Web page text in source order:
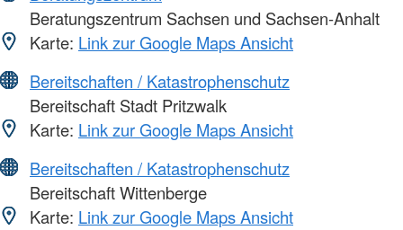
Beratungszentrum Sachsen und Sachsen-Anhalt
Karte: Link zur Google Maps Ansicht
Bereitschaften / Katastrophenschutz
Bereitschaft Stadt Pritzwalk
Karte: Link zur Google Maps Ansicht
Bereitschaften / Katastrophenschutz
Bereitschaft Wittenberge
Karte: Link zur Google Maps Ansicht